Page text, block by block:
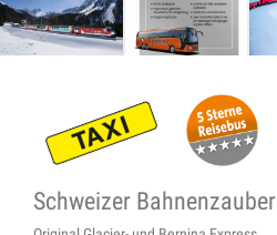
Schweizer Bahnenzauber